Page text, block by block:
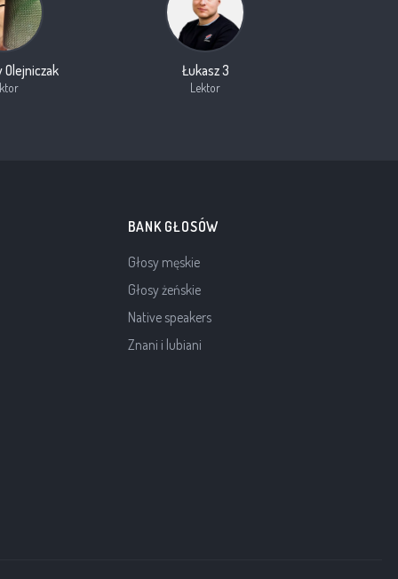
Olejniczak Łukasz 3
Lektor
BANK GŁOSÓW
Głosy męskie
Głosy żeńskie
Native speakers
Znani i lubiani